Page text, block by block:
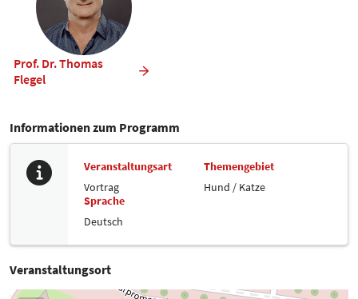
Prof. Dr. Thomas
Flegel
Informationen zum Programm
Veranstaltungsart
Vortrag
Themengebiet
Hund / Katze
Sprache
Deutsch
Veranstaltungsort